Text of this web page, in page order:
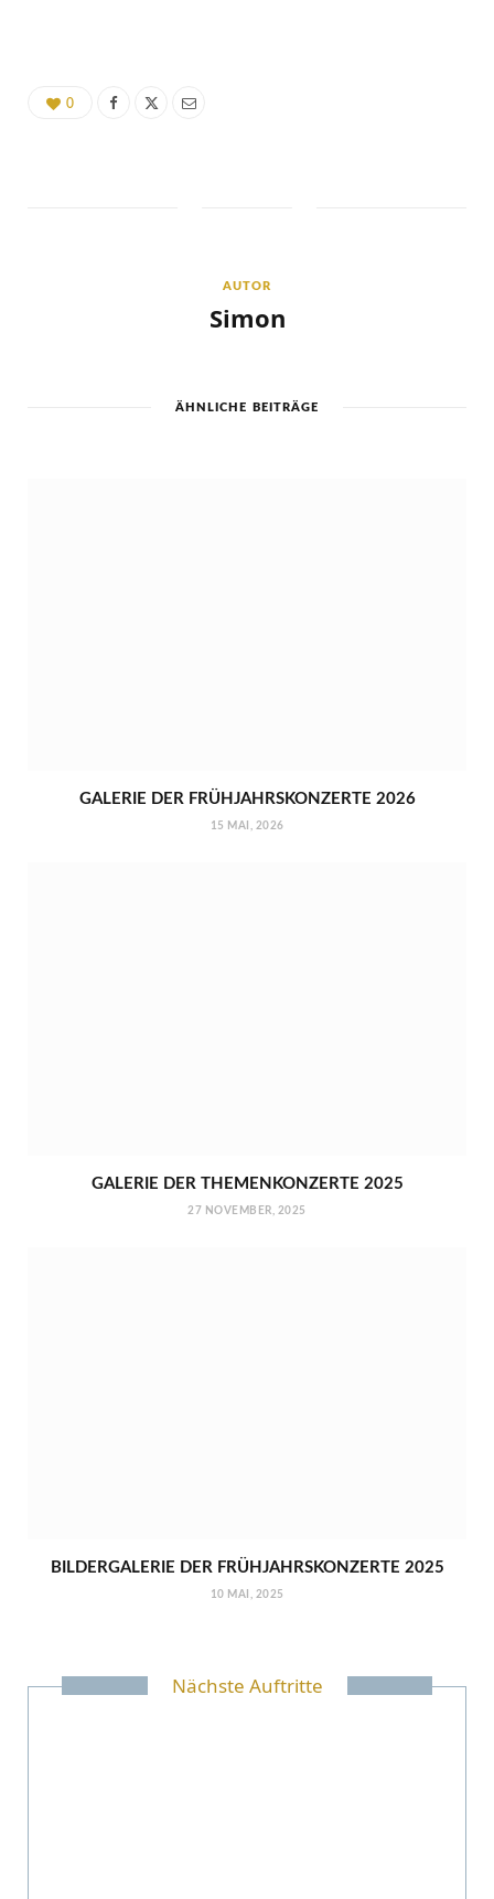
0
AUTOR
Simon
ÄHNLICHE BEITRÄGE
GALERIE DER FRÜHJAHRSKONZERTE 2026
15 MAI, 2026
GALERIE DER THEMENKONZERTE 2025
27 NOVEMBER, 2025
BILDERGALERIE DER FRÜHJAHRSKONZERTE 2025
10 MAI, 2025
Nächste Auftritte